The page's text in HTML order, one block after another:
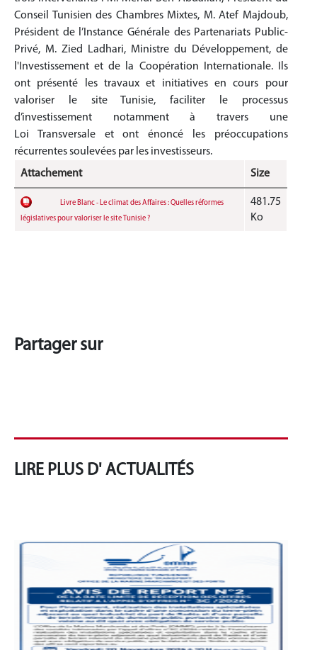
Conseil Tunisien des Chambres Mixtes, M. Atef Majdoub,
Président de l’Instance Générale des Partenariats Public-
Privé, M. Zied Ladhari, Ministre du Développement, de
l'Investissement et de la Coopération Internationale. Ils
ont présenté les travaux et initiatives en cours pour
valoriser le site Tunisie, faciliter le processus
d’investissement notamment à travers une
Loi Transversale et ont énoncé les préoccupations
récurrentes soulevées par les investisseurs.
Attachement
Size
Livre Blanc - Le climat des Affaires : Quelles réformes
législatives pour valoriser le site Tunisie ?
481.75
Ko
Partager sur
LIRE PLUS D' ACTUALITÉS